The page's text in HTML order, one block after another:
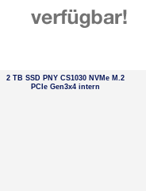
2 TB SSD PNY CS1030 NVMe M.2
PCIe Gen3x4 intern